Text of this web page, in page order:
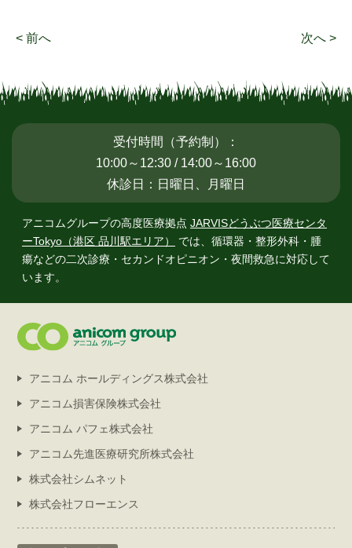
< 前へ 次へ >
受付時間（予約制）：
10:00～12:30 / 14:00～16:00
休診日：日曜日、月曜日
アニコムグループの高度医療拠点 JARVISどうぶつ医療センタ
ーTokyo（港区 品川駅エリア）
では、 循環器・整形外科・腫
瘍などの二次診療・セカンドオピニオン・夜間救急に対応して
います。
アニコム ホールディングス株式会社
アニコム損害保険株式会社
アニコム パフェ株式会社
アニコム先進医療研究所株式会社
株式会社シムネット
株式会社フローエンス